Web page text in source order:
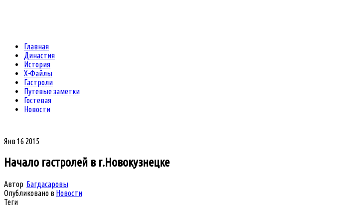
Главная
Династия
История
Х-Файлы
Гастроли
Путевые заметки
Гостевая
Новости
Янв 16 2015
Начало гастролей в г.Новокузнецке
Автор Багдасаровы
Опубликовано в Новости
Теги